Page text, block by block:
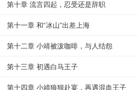
第十章 流言四起，忍受还是辞职
第十一章 和“冰山”出差上海
第十二章 小靖被泼咖啡，与人结怨
第十三章 初遇白马王子
第十四章 小靖狼狈赴宴，再遇混血王子